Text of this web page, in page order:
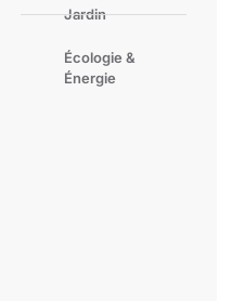
Jardin
Écologie &
Énergie